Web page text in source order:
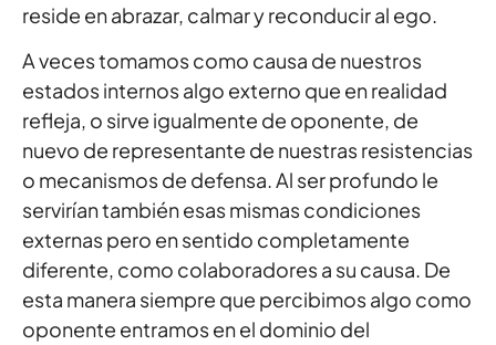
reside en abrazar, calmar y reconducir al ego.
A veces tomamos como causa de nuestros
estados internos algo externo que en realidad
refleja, o sirve igualmente de oponente, de
nuevo de representante de nuestras resistencias
o mecanismos de defensa. Al ser profundo le
servirían también esas mismas condiciones
externas pero en sentido completamente
diferente, como colaboradores a su causa. De
esta manera siempre que percibimos algo como
oponente entramos en el dominio del